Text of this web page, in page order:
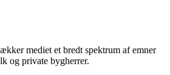
mediet et bredt spektrum af emner
og private bygherrer.